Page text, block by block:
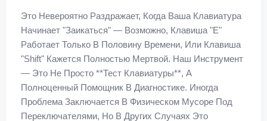
Это Невероятно Раздражает, Когда Ваша Клавиатура
Начинает "заикаться" — Возможно, Клавиша "E"
Работает Только В Половину Времени, Или Клавиша
"Shift" Кажется Полностью Мертвой. Наш Инструмент
— Это Не Просто **тест Клавиатуры**, А
Полноценный Помощник В Диагностике. Иногда
Проблема Заключается В Физическом Мусоре Под
Переключателями, Но В Других Случаях Это